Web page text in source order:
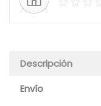
Descripción
Envío